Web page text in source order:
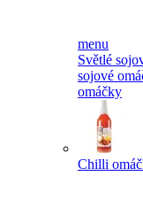
menu
Světlé
sojové
omáčky
Chilli